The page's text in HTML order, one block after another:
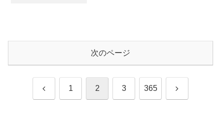
次のページ
前 1 2 3 365 次